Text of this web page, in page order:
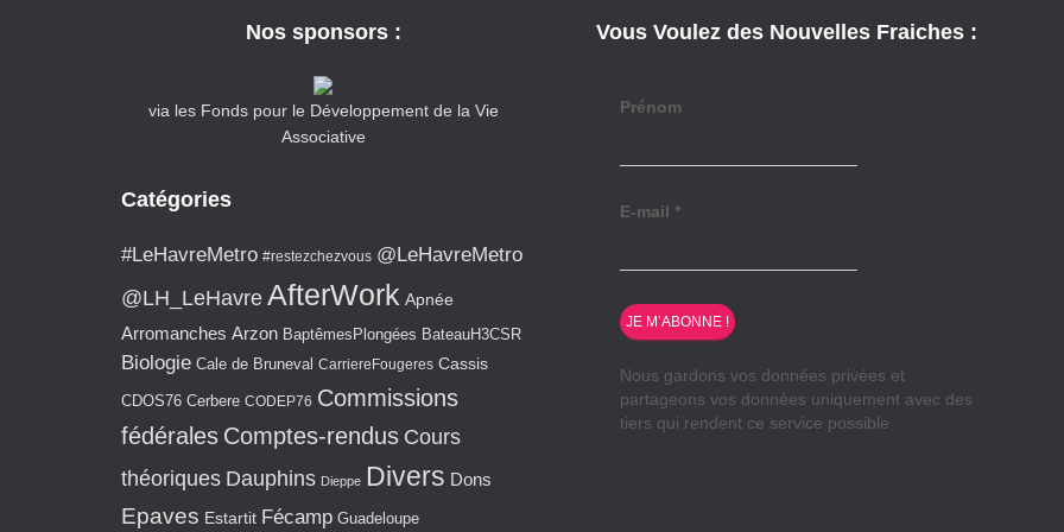
Nos sponsors :
via les Fonds pour le Développement de la Vie
Associative
Catégories
#LeHavreMetro #restezchezvous @LeHavreMetro
@LH_LeHavre AfterWork Apnée
Arromanches Arzon BaptêmesPlongées BateauH3CSR
Biologie Cale de Bruneval CarriereFougeres Cassis
CDOS76 Cerbere CODEP76 Commissions
fédérales Comptes-rendus Cours
théoriques Dauphins Dieppe Divers Dons
Epaves Estartit Fécamp Guadeloupe
Vous Voulez des Nouvelles Fraiches :
Prénom
E-mail *
Nous gardons vos données privées et
partageons vos données uniquement avec des
tiers qui rendent ce service possible